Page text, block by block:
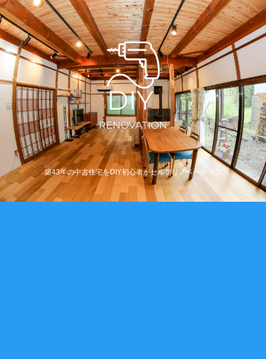
築43年の中古住宅をDIY初心者がセルフリノベーション